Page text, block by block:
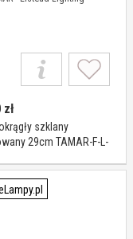
zł
szklany
29cm TAMAR-F-L-